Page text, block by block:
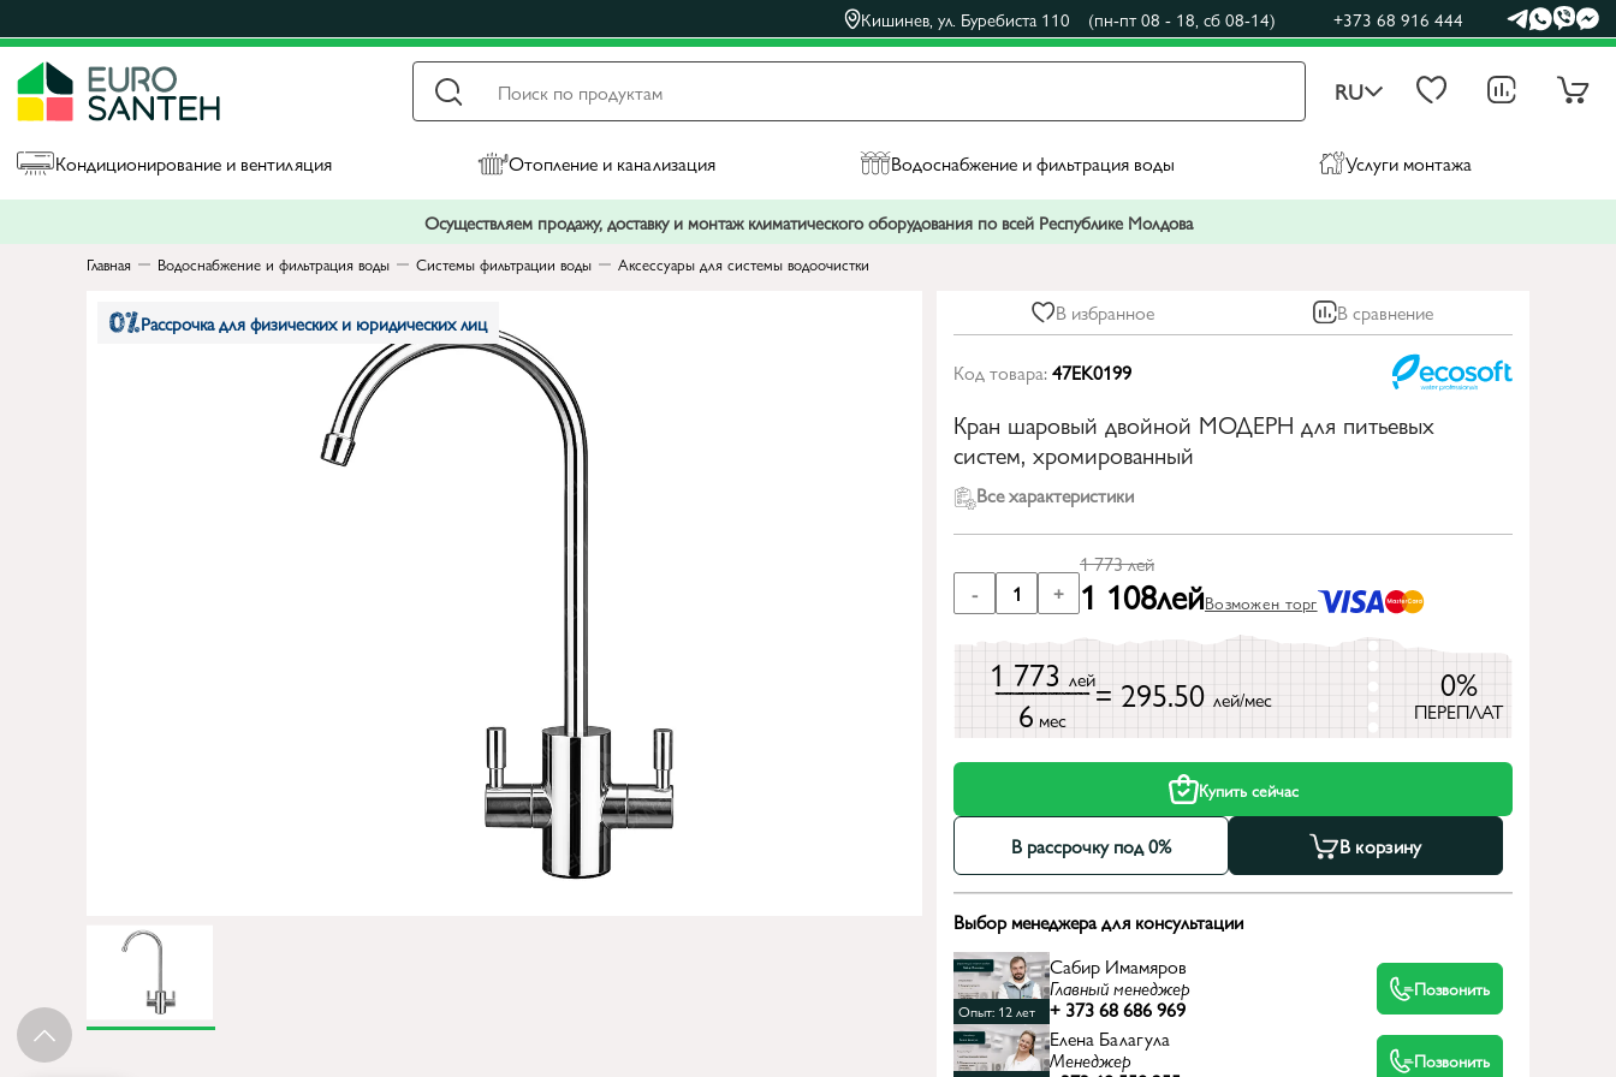
Кишинев, ул. Буребиста 110 (пн-пт 08 - 18, сб 08-14) +373 68 916 444
RU
Кондиционирование и вентиляция Отопление и канализация Водоснабжение и фильтрация воды Услуги монтажа
Осуществляем продажу, доставку и монтаж климатического оборудования по всей Республике Молдова
Главная Водоснабжение и фильтрация воды Системы фильтрации воды Аксессуары для системы водоочистки
Рассрочка для физических и юридических лиц В избранное В сравнение
Код товара:47EK0199
Кран шаровый двойной МОДЕРН для питьевых
систем, хромированный
Все характеристики
- 1 +
1 773лей
1 108лейВозможен торг
1 773 лей
6 мес
= 295.50 лей/мес 0%
ПЕРЕПЛАТ
Купить сейчас
В рассрочку под 0% В корзину
Выбор менеджера для консультации
Опыт: 12 лет
Сабир Имамяров
Главный менеджер
+ 373 68 686 969
Позвонить
Елена Балагула
Менеджер Позвонить